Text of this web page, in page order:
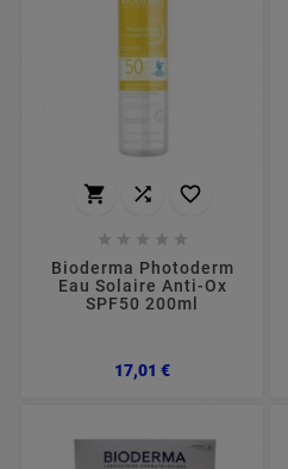
  
    
Bioderma Photoderm
Eau Solaire Anti-Ox
SPF50 200ml
17,01 €Preço